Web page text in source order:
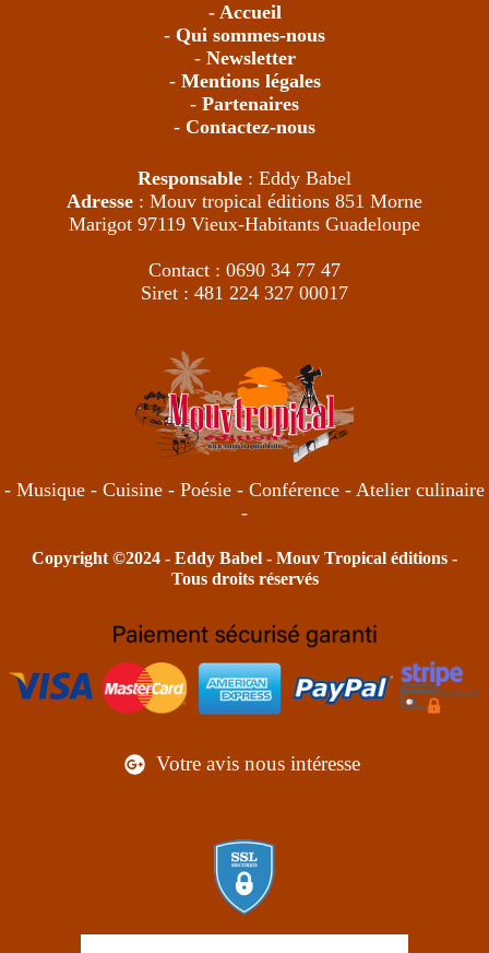
- Accueil
- Qui sommes-nous
- Newsletter
- Mentions légales
- Partenaires
- Contactez-nous
Responsable : Eddy Babel
Adresse : Mouv tropical éditions 851 Morne
Marigot 97119 Vieux-Habitants Guadeloupe
Contact : 0690 34 77 47
Siret : 481 224 327 00017
- Musique - Cuisine - Poésie - Conférence - Atelier culinaire
-
Copyright ©2024 - Eddy Babel - Mouv Tropical éditions -
Tous droits réservés
Votre avis nous intéresse